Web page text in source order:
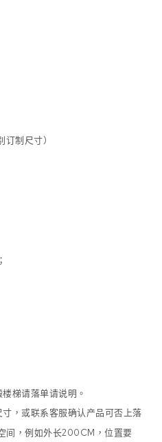
制尺寸）
梯请落单请说明。
，或联系客服确认产品可否上落
间，例如外长200CM，位置要